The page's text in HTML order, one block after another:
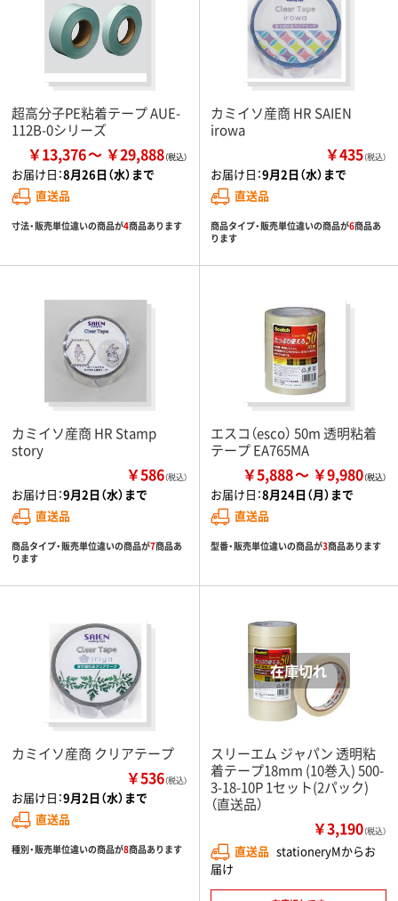
超高分子PE粘着テープ AUE-
112B-0シリーズ
￥13,376 ￥29,888
お届け日：8月26日（水）まで
直送品
寸法・販売単位違いの商品が4商品あります
カミイソ産商 HR SAIEN
irowa
￥435（税込）
お届け日：9月2日（水）まで
直送品
商品タイプ・販売単位違いの商品が6商品あ
ります
カミイソ産商 HR Stamp
story
￥586（税込）
お届け日：9月2日（水）まで
直送品
商品タイプ・販売単位違いの商品が7商品あ
ります
エスコ（esco） 50m 透明粘着
テープ EA765MA
￥5,888 ￥9,980
お届け日：8月24日（月）まで
直送品
型番・販売単位違いの商品が3商品あります
カミイソ産商 クリアテープ
￥536（税込）
お届け日：9月2日（水）まで
直送品
種別・販売単位違いの商品が8商品あります
スリーエム ジャパン 透明粘
着テープ18mm (10巻入) 500-
3-18-10P 1セット(2パック)
（直送品）
￥3,190（税込）
直送品 stationeryMからお
届け